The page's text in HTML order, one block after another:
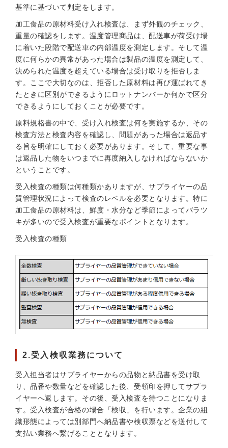
基準に基づいて判定をします。
加工食品の原材料受け入れ検査は、まず外観のチェック、
重量の確認をします。温度管理商品は、配送車が荷受け場
に着いた段階で配送車の内部温度を測定します。そして温
度に何らかの異常があった場合は製品の温度を測定して、
決められた温度を超えている場合は受け取りを拒否しま
す。ここで大切なのは、拒否した原材料は再び運ばれてき
たときに区別ができるようにロットナンバーか何かで区分
できるようにしておくことが必要です。
原料規格書の中で、受け入れ検査は何を実施するか、その
検査方法と検査内容を確認し、問題があった場合は返品す
る旨を明確にしておく必要があります。そして、重要な事
は返品した物をいつまでに再度納入しなければならないか
ということです。
受入検査の種類は何種類かありますが、サプライヤーの品
質管理状況によって検査のレベルを必要となります。特に
加工食品の原材料は、鮮度・水分など季節によってバラツ
キが多いので受入検査が重要なポイントとなります。
受入検査の種類
2.受入検収業務について
受入担当者はサプライヤーからの品物と納品書を受け取
り、品番や数量などを確認した後、受領印を押してサプラ
イヤーへ返します。その後、受入検査を待つことになりま
す。受入検査が合格の場合「検収」を行います。企業の組
織形態によっては別部門へ納品書や検収票などを送付して
支払い業務へ繋げることとなります。